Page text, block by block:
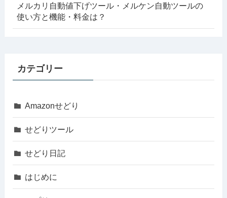
メルカリ自動値下げツール・メルケン自動ツールの
使い方と機能・料金は？
カテゴリー
Amazonせどり
せどりツール
せどり日記
はじめに